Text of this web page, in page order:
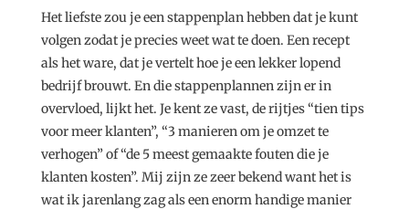
Het liefste zou je een stappenplan hebben dat je kunt
volgen zodat je precies weet wat te doen. Een recept
als het ware, dat je vertelt hoe je een lekker lopend
bedrijf brouwt. En die stappenplannen zijn er in
overvloed, lijkt het. Je kent ze vast, de rijtjes “tien tips
voor meer klanten”, “3 manieren om je omzet te
verhogen” of “de 5 meest gemaakte fouten die je
klanten kosten”. Mij zijn ze zeer bekend want het is
wat ik jarenlang zag als een enorm handige manier